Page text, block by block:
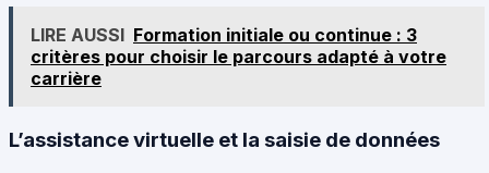
LIRE AUSSI Formation initiale ou continue : 3
critères pour choisir le parcours adapté à votre
carrière
L’assistance virtuelle et la saisie de données